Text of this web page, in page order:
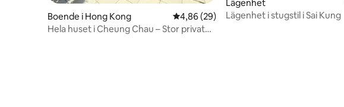
Boende i Hong Kong 4,86 av 5 i genomsnittligt betyg, 29
4,86 (29)
Hela huset i Cheung Chau – Stor privat
Lägenhet
Lägenhet i stugstil i Sai Kung